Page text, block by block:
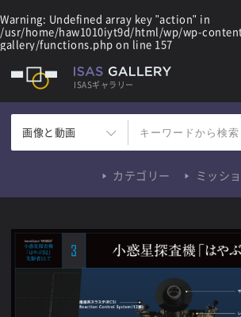
Warning: Undefined array key "action" in
/usr/home/haw1010iyt9d/html/wp/wp-
gallery/functions.php on line 157
ISASギャラリー
画像と動画
カテゴリー ミッシ